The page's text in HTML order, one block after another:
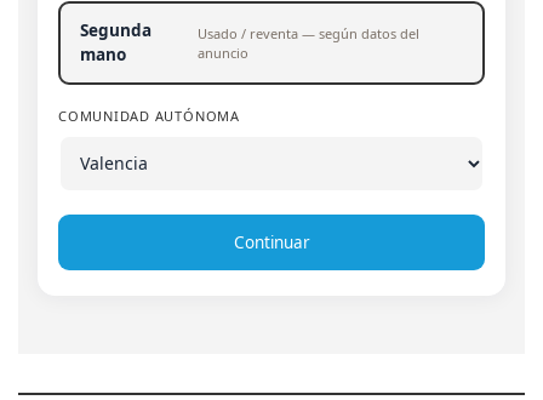
Segunda
mano
Usado / reventa — según datos del
anuncio
COMUNIDAD AUTÓNOMA
Continuar